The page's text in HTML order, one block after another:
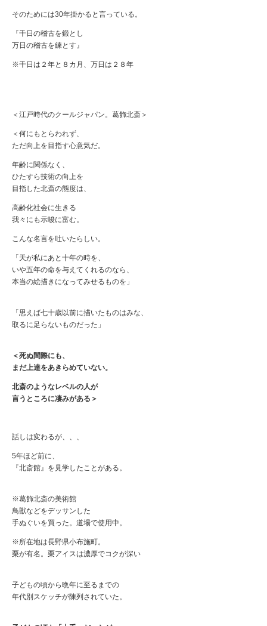
そのためには30年掛かると言っている。
『千日の稽古を鍛とし
万日の稽古を練とす』
※千日は２年と８カ月、万日は２８年
＜江戸時代のクールジャパン。葛飾北斎＞
＜何にもとらわれず、
ただ向上を目指す心意気だ。
年齢に関係なく、
ひたすら技術の向上を
目指した北斎の態度は、
高齢化社会に生きる
我々にも示唆に富む。
こんな名言を吐いたらしい。
「天が私にあと十年の時を、
いや五年の命を与えてくれるのなら、
本当の絵描きになってみせるものを」
「思えば七十歳以前に描いたものはみな、
取るに足らないものだった」
＜死ぬ間際にも、
まだ上達をあきらめていない。
北斎のようなレベルの人が
言うところに凄みがある＞
話しは変わるが、、、
5年ほど前に、
『北斎館』を見学したことがある。
※葛飾北斎の美術館
鳥獣などをデッサンした
手ぬぐいを買った。道場で使用中。
※所在地は長野県小布施町。
栗が有名。栗アイスは濃厚でコクが深い
子どもの頃から晩年に至るまでの
年代別スケッチが陳列されていた。